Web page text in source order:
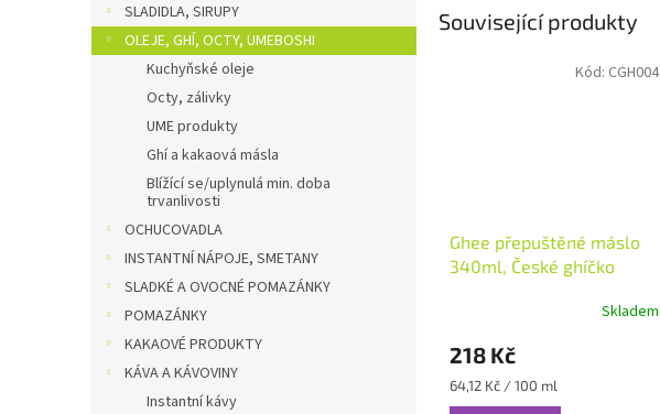
SLADIDLA, SIRUPY
OLEJE, GHÍ, OCTY, UMEBOSHI
Kuchyňské oleje
Octy, zálivky
UME produkty
Ghí a kakaová másla
Blížící se/uplynulá min. doba
trvanlivosti
OCHUCOVADLA
INSTANTNÍ NÁPOJE, SMETANY
SLADKÉ A OVOCNÉ POMAZÁNKY
POMAZÁNKY
KAKAOVÉ PRODUKTY
KÁVA A KÁVOVINY
Instantní kávy
Související produkty
Ghee přepuštěné máslo
340ml, České ghíčko
Skladem
218 Kč
Měrná
cena:
64,12 Kč / 100 ml
Kód: CGH004